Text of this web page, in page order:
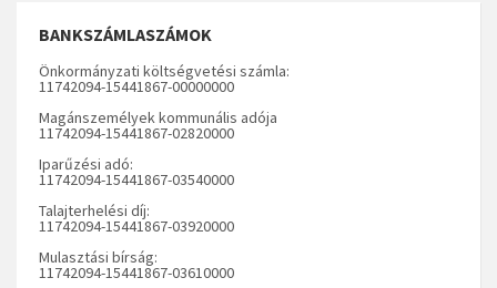
BANKSZÁMLASZÁMOK
Önkormányzati költségvetési számla:
11742094-15441867-00000000
Magánszemélyek kommunális adója
11742094-15441867-02820000
Iparűzési adó:
11742094-15441867-03540000
Talajterhelési díj:
11742094-15441867-03920000
Mulasztási bírság:
11742094-15441867-03610000